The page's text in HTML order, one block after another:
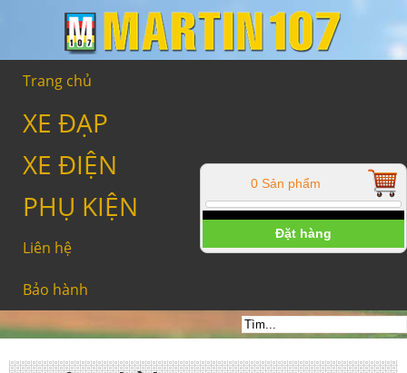
0 Sản phẩm
Đặt hàng
Trang chủ
XE ĐẠP
XE ĐIỆN
PHỤ KIỆN
Liên hệ
Bảo hành